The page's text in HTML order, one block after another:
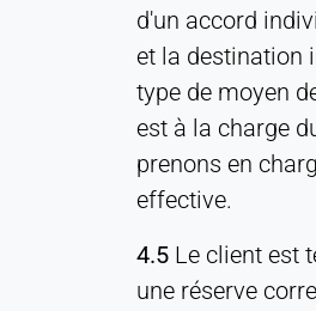
d'un accord
et la destination
type de moyen
est à la charge
prenons en
effective.
4.5 Le client est
une réserve
Permet d'accéder à du
des vidéos. Lorsqu'elles sont
données techniques
fournisseur.
Vimeo
Name:
Vimeo, Inc.